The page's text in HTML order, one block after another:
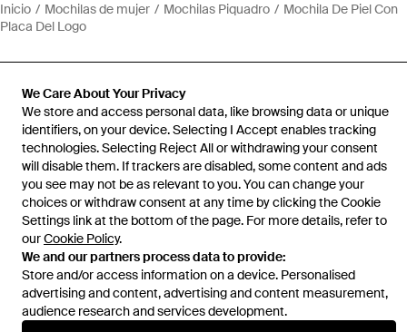
We Care About Your Privacy
We store and access personal data, like browsing data or unique
identifiers, on your device. Selecting I Accept enables tracking
technologies. Selecting Reject All or withdrawing your consent
will disable them. If trackers are disabled, some content and ads
you see may not be as relevant to you. You can change your
choices or withdraw consent at any time by clicking the Cookie
Settings link at the bottom of the page. For more details, refer to
ourCookie Policy.
We and our partners process data to provide:
Store and/or access information on a device. Personalised
advertising and content, advertising and content measurement,
audience research and services development.
Inicio Mochilas de mujer Mochilas Piquadro
Mochila De Piel Con
Placa Del Logo
Ayuda e información